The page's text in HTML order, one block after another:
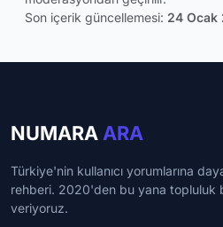
Son içerik güncellemesi: 24 Ocak
NUMARA ARA
Türkiye'nin kullanıcı yorumlarına
rehberi. 2020'den bu yana topluluk
veriyoruz.